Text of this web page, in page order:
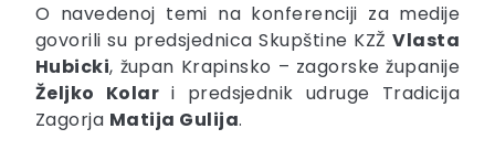
O navedenoj temi na konferenciji za medije
govorili su predsjednica Skupštine KZŽVlasta
Hubicki, župan Krapinsko – zagorske županije
Željko Kolar i predsjednik udruge Tradicija
Zagorja Matija Gulija.